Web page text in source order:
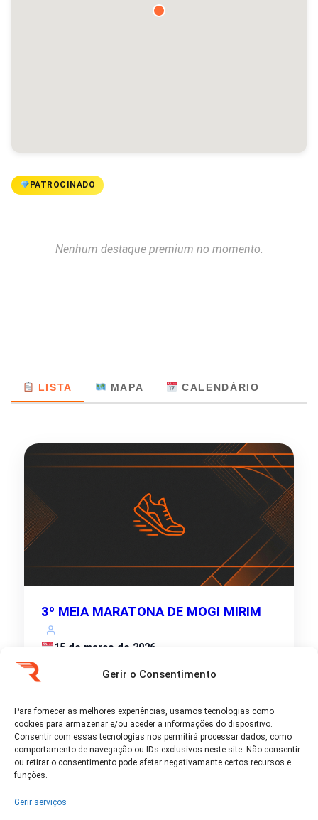
Gerir o Consentimento
Para fornecer as melhores experiências, usamos tecnologias como
cookies para armazenar e/ou aceder a informações do dispositivo.
Consentir com essas tecnologias nos permitirá processar dados, como
comportamento de navegação ou IDs exclusivos neste site. Não consentir
ou retirar o consentimento pode afetar negativamante certos recursos e
funções.
Gerir serviços
PATROCINADO
Nenhum destaque premium no momento.
LISTA MAPA CALENDÁRIO
3º MEIA MARATONA DE MOGI MIRIM
15 de março de 2026
16 anos → provas de 10 km e 21 km
Menores…
Ver detalhes